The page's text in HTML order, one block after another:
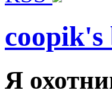
coopik's
Я